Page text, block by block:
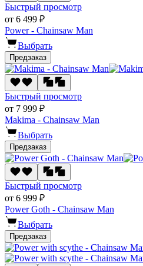
Быстрый просмотр
от 6 499 ₽
Power - Chainsaw Man
Выбрать
Предзаказ
Быстрый просмотр
от 7 999 ₽
Makima - Chainsaw Man
Выбрать
Предзаказ
Быстрый просмотр
от 6 999 ₽
Power Goth - Chainsaw Man
Выбрать
Предзаказ